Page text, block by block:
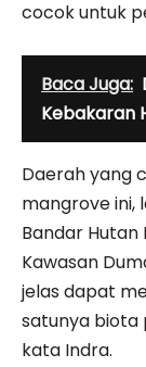
cocok untuk
Baca Juga:
Kebakaran
Daerah yang
mangrove ini,
Bandar Hutan
Kawasan
jelas dapat
satunya biota
kata Indra.